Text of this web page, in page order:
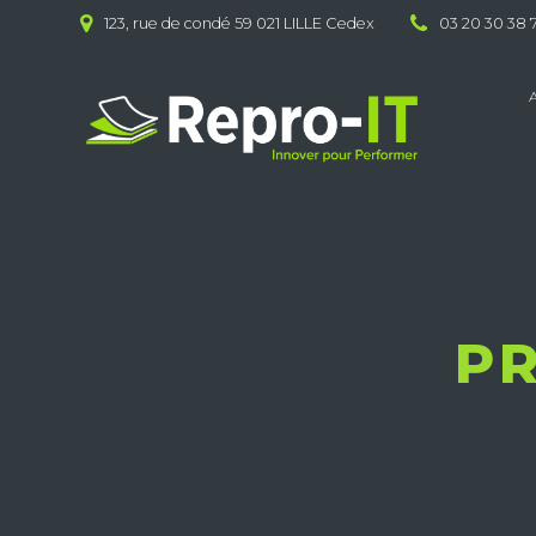
123, rue de condé 59 021 LILLE Cedex 03 20 30 38